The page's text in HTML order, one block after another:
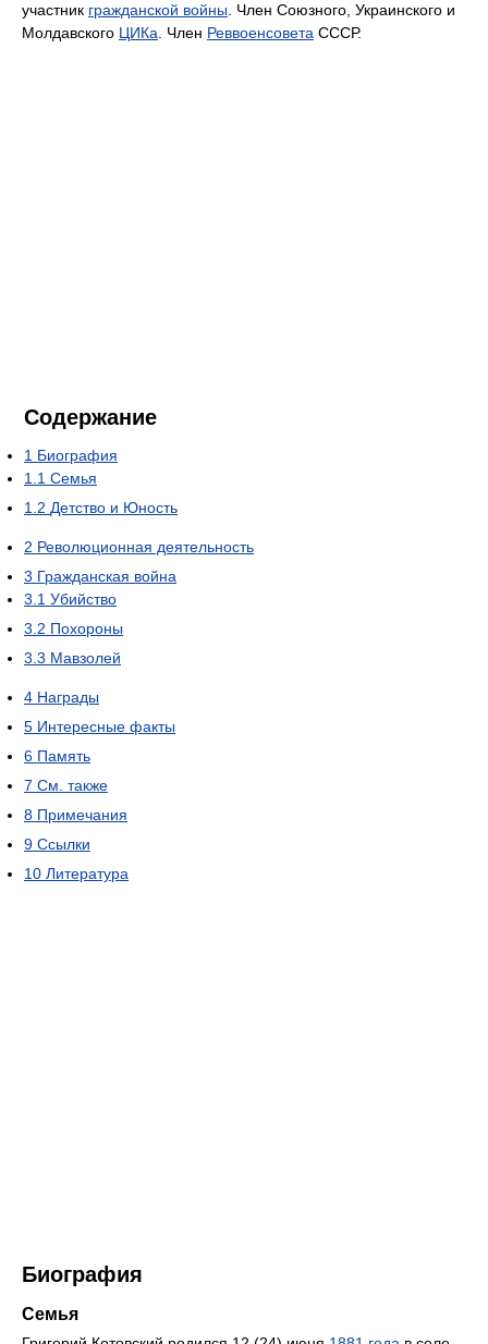
участник гражданской войны . Член Союзного, Украинского и
Молдавского ЦИКа . Член Реввоенсовета СССР.
Содержание
1 Биография
1.1 Семья
1.2 Детство и Юность
2 Революционная деятельность
3 Гражданская война
3.1 Убийство
3.2 Похороны
3.3 Мавзолей
4 Награды
5 Интересные факты
6 Память
7 См. также
8 Примечания
9 Ссылки
10 Литература
Биография
Семья